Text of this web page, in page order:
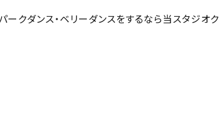
クダンス・ベリーダンスをするなら当スタジオク